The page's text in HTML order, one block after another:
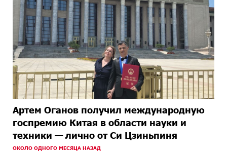
Артем Оганов получил международную
госпремию Китая в области науки и
техники — лично от Си Цзиньпиня
ОКОЛО ОДНОГО МЕСЯЦА НАЗАД